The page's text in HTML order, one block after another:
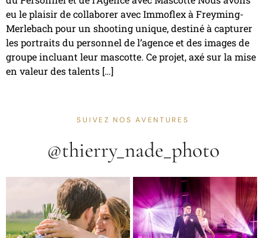
eu le plaisir de collaborer avec Immoflex à Freyming-
Merlebach pour un shooting unique, destiné à capturer
les portraits du personnel de l’agence et des images de
groupe incluant leur mascotte. Ce projet, axé sur la mise
en valeur des talents […]
SUIVEZ NOS AVENTURES
@thierry_nade_photo